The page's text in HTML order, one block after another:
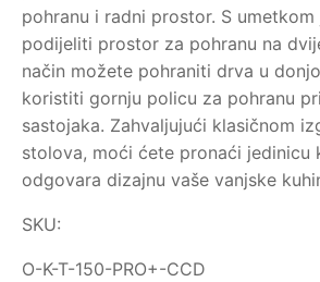
pohranu i radni prostor. S
podijeliti prostor za pohranu na
način možete pohraniti drva u
koristiti gornju policu za pohranu
sastojaka. Zahvaljujući klasičnom
stolova, moći ćete pronaći jedinicu
odgovara dizajnu vaše vanjske
SKU:
O-K-T-150-PRO+-CCD